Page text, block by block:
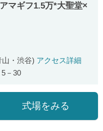
マギフ1.5万*大聖堂×
価
・渋谷) アクセス詳細
－30
式場をみる